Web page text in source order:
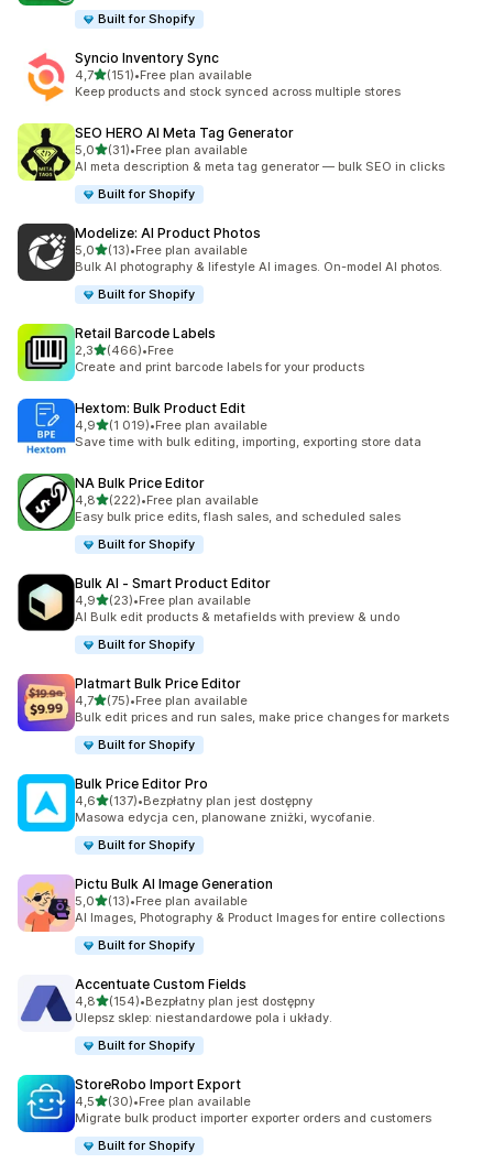
Built for Shopify
Syncio Inventory Sync
4,7na 5 gwiazdek
(151)
Łączna liczba recenzji: 151
•Free plan available
Keep products and stock synced across multiple stores
SEO HERO AI Meta Tag Generator
5,0na 5 gwiazdek
(31)
Łączna liczba recenzji: 31
•Free plan available
AI meta description & meta tag generator — bulk SEO in clicks
Built for Shopify
Modelize: AI Product Photos
5,0na 5 gwiazdek
(13)
Łączna liczba recenzji: 13
•Free plan available
Bulk AI photography & lifestyle AI images. On-model AI photos.
Built for Shopify
Retail Barcode Labels
2,3na 5 gwiazdek
(466)
Łączna liczba recenzji: 466
•Free
Create and print barcode labels for your products
Hextom: Bulk Product Edit
4,9na 5 gwiazdek
(1 019)
Łączna liczba recenzji: 1019
•Free plan available
Save time with bulk editing, importing, exporting store data
NA Bulk Price Editor
4,8na 5 gwiazdek
(222)
Łączna liczba recenzji: 222
•Free plan available
Easy bulk price edits, flash sales, and scheduled sales
Built for Shopify
Bulk AI ‑ Smart Product Editor
4,9na 5 gwiazdek
(23)
Łączna liczba recenzji: 23
•Free plan available
AI Bulk edit products & metafields with preview & undo
Built for Shopify
Platmart Bulk Price Editor
4,7na 5 gwiazdek
(75)
Łączna liczba recenzji: 75
•Free plan available
Bulk edit prices and run sales, make price changes for markets
Built for Shopify
Bulk Price Editor Pro
4,6na 5 gwiazdek
(137)
Łączna liczba recenzji: 137
•Bezpłatny plan jest dostępny
Masowa edycja cen, planowane zniżki, wycofanie.
Built for Shopify
Pictu Bulk AI Image Generation
5,0na 5 gwiazdek
(13)
Łączna liczba recenzji: 13
•Free plan available
AI Images, Photography & Product Images for entire collections
Built for Shopify
Accentuate Custom Fields
4,8na 5 gwiazdek
(154)
Łączna liczba recenzji: 154
•Bezpłatny plan jest dostępny
Ulepsz sklep: niestandardowe pola i układy.
Built for Shopify
StoreRobo Import Export
4,5na 5 gwiazdek
(30)
Łączna liczba recenzji: 30
•Free plan available
Migrate bulk product importer exporter orders and customers
Built for Shopify